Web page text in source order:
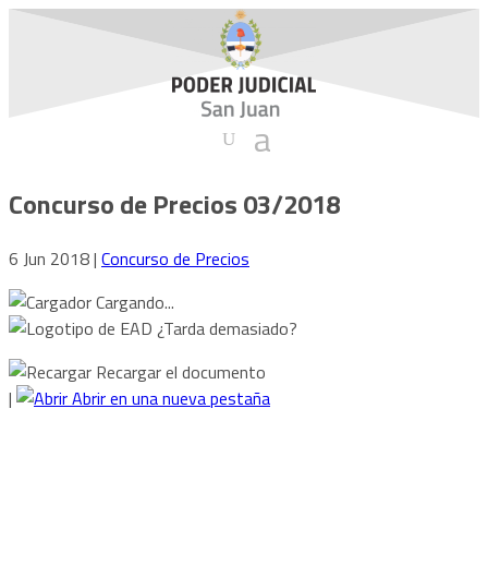
Concurso de Precios 03/2018
6 Jun 2018| Concurso de Precios
Cargando...
¿Tarda demasiado?
Recargar el documento
|
Abrir en una nueva pestaña